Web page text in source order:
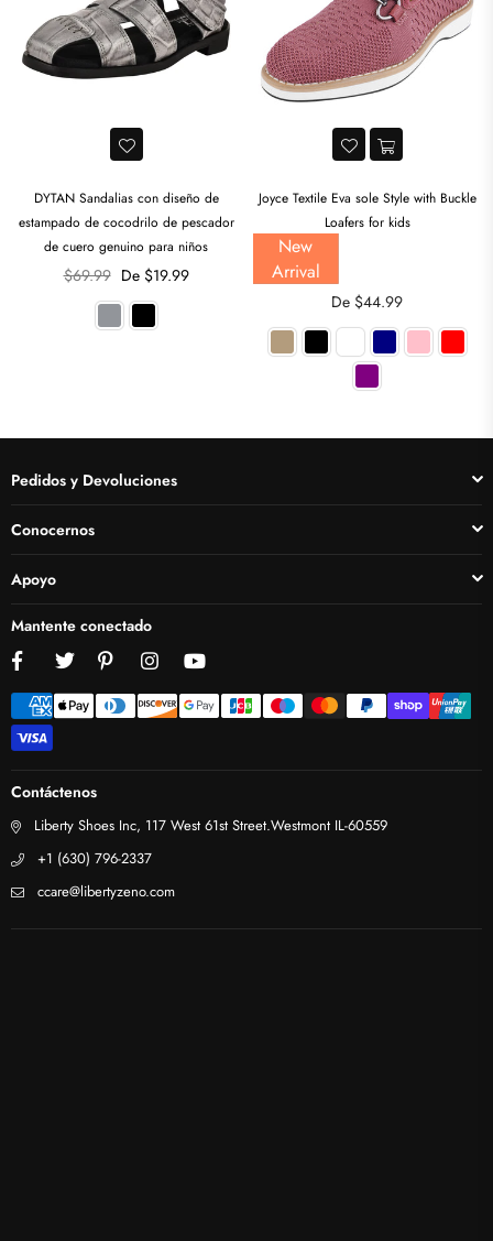
DYTAN Sandalias con diseño de
estampado de cocodrilo de pescador
de cuero genuino para niños
Precio
habitual
$69.99 De $19.99
Joyce Textile Eva sole Style with Buckle
Loafers for kids
New
Arrival
De $44.99
Pedidos y Devoluciones
Conocernos
Apoyo
Mantente conectado
Facebook Twitter Pinterest Instagram
Contáctenos
Liberty Shoes Inc, 117 West 61st Street.Westmont IL-60559
+1 (630) 796-2337
ccare@libertyzeno.com